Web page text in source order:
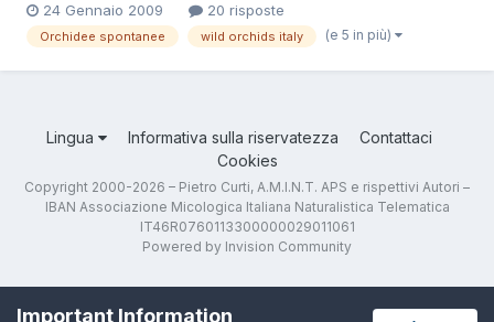
Magnoliophyta Classe: Liliopsida Ordine: Orchidales Famiglia:
Orchidaceae Nome italiano Barbone adriatico Fior cappuccio
24 Gennaio 2009 20 risposte
Orchidee spontanee wild orchids italy (e 5 in più)
Lingua Informativa sulla riservatezza
Contattaci
Cookies
Copyright 2000-2026 – Pietro Curti, A.M.I.N.T. APS e rispettivi Autori –
IBAN Associazione Micologica Italiana Naturalistica Telematica
IT46R0760113300000029011061
Powered by Invision Community
Important Information